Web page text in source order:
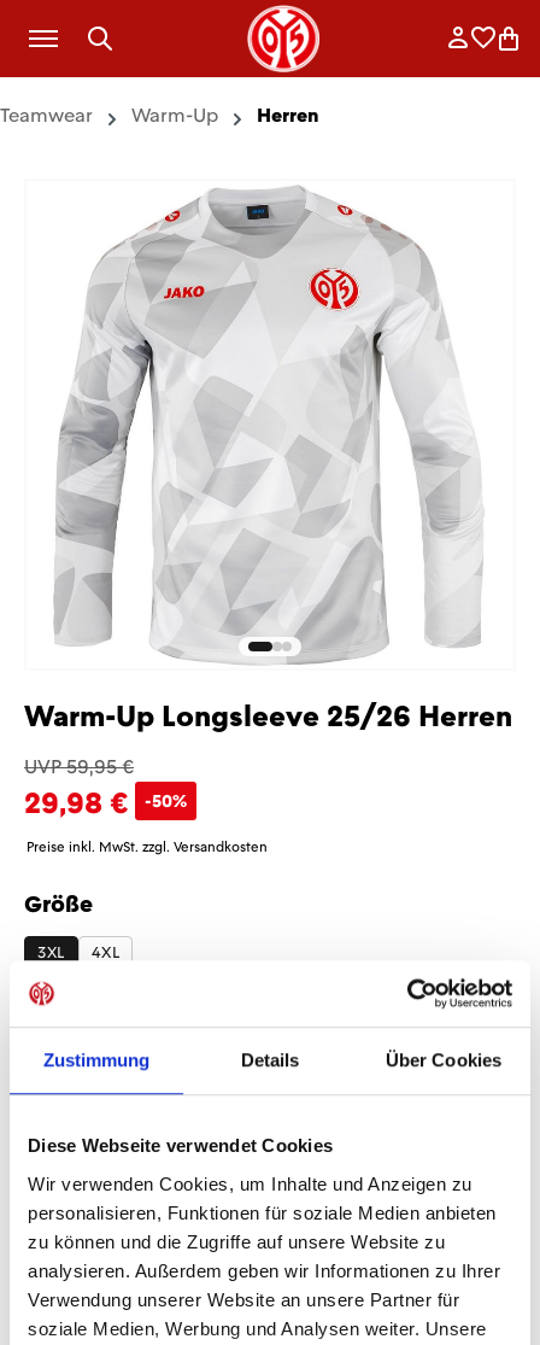
Zustimmung Details Über Cookies
Diese Webseite verwendet Cookies
Wir verwenden Cookies, um Inhalte und Anzeigen zu
personalisieren, Funktionen für soziale Medien anbieten
zu können und die Zugriffe auf unsere Website zu
analysieren. Außerdem geben wir Informationen zu Ihrer
Verwendung unserer Website an unsere Partner für
soziale Medien, Werbung und Analysen weiter. Unsere
Zum Hauptinhalt springen
Teamwear Warm-Up Herren
Warm-Up Longsleeve 25/26 Herren
UVP 59,95 €
29,98 € -50%
Preise inkl. MwSt. zzgl. Versandkosten
Größe
auswählen
3XL 4XL
Sponsoren
Ohne Sponsoren Mit Sponsoren
Produkt Anzahl: Gib den gewünschten
Anzahl
Sofort verfügbar, Lieferzeit: 5-7 Tage
IN DEN WARENKORB